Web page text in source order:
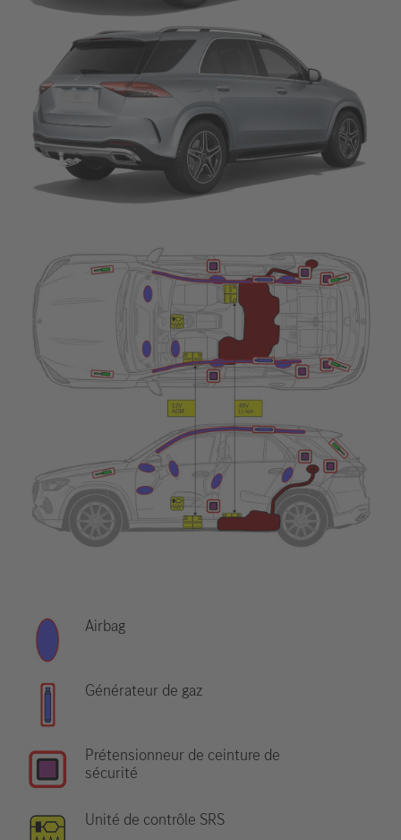
Airbag
Générateur de gaz
Prétensionneur de ceinture de
sécurité
Unité de contrôle SRS